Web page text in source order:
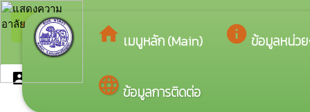
home เมนูหลัก (Main) info ข้อมูลหน่ว
language ข้อมูลการติดต่อ
arrow_back_ios กลับเมนูหลัก ยินดีต้อนรับสู่เว็บไ
account_boxฝ่ายสภา-อบต